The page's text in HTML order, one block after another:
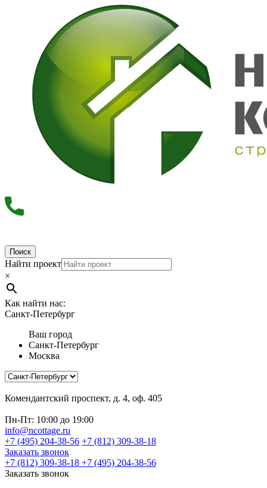
Поиск
Найти проект
×
Как найти нас:
Санкт-Петербург
Ваш город
Санкт-Петербург
Москва
Комендантский проспект, д. 4, оф. 405
Пн-Пт: 10:00 до 19:00
info@ncottage.ru
+7 (495) 204-38-56 +7 (812) 309-38-18
Заказать звонок
+7 (812) 309-38-18 +7 (495) 204-38-56
Заказать звонок